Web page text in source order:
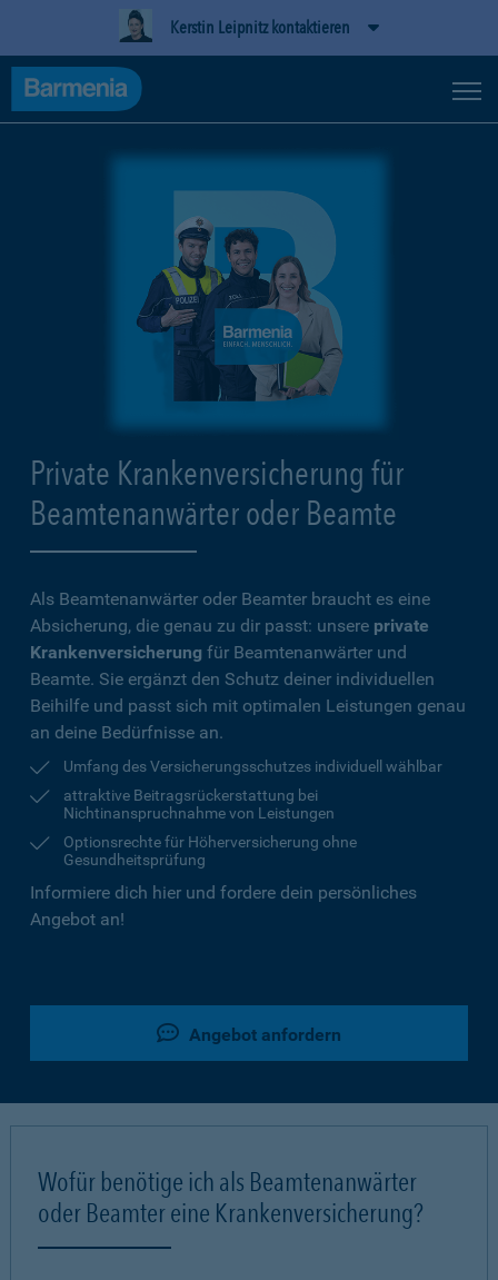
Kerstin Leipnitz kontaktieren
Private Krankenversicherung für
Beamtenanwärter oder Beamte
Als Beamtenanwärter oder Beamter braucht es eine
Absicherung, die genau zu dir passt: unsere private
Krankenversicherung für Beamtenanwärter und
Beamte. Sie ergänzt den Schutz deiner individuellen
Beihilfe und passt sich mit optimalen Leistungen genau
an deine Bedürfnisse an.
Umfang des Versicherungsschutzes individuell wählbar
attraktive Beitragsrückerstattung bei
Nichtinanspruchnahme von Leistungen
Optionsrechte für Höherversicherung ohne
Gesundheitsprüfung
Informiere dich hier und fordere dein persönliches
Angebot an!
Angebot anfordern
Wofür benötige ich als Beamtenanwärter
oder Beamter eine Krankenversicherung?